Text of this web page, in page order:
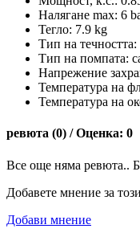
Налягане max: 6
Тегло: 7.9 kg
Тип на течността:
Тип на помпата:
Напрежение
Температура на
Температура на
ревюта (0) / Оценка: 0
Все още няма ревюта..
Добавете мнение за
Добави мнение